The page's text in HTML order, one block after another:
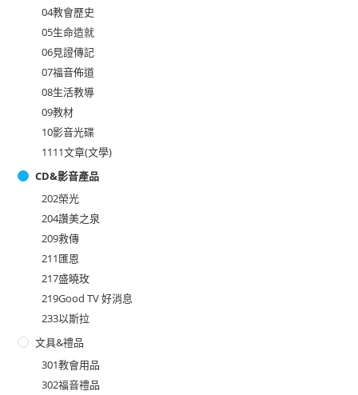
04教會歷史
05生命造就
06見證傳記
07福音佈道
08生活教導
09教材
10影音光碟
1111文章(文學)
CD&影音產品
202榮光
204讚美之泉
209救傳
211匯恩
217盛曉玫
219Good TV 好消息
233以斯拉
文具&禮品
301教會用品
302福音禮品